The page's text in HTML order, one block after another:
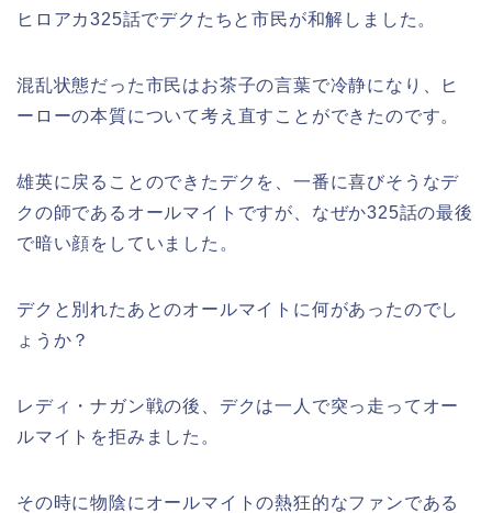
ヒロアカ325話でデクたちと市民が和解しました。
混乱状態だった市民はお茶子の言葉で冷静になり、ヒ
ーローの本質について考え直すことができたのです。
雄英に戻ることのできたデクを、一番に喜びそうなデ
クの師であるオールマイトですが、なぜか325話の最後
で暗い顔をしていました。
デクと別れたあとのオールマイトに何があったのでし
ょうか？
レディ・ナガン戦の後、デクは一人で突っ走ってオー
ルマイトを拒みました。
その時に物陰にオールマイトの熱狂的なファンである